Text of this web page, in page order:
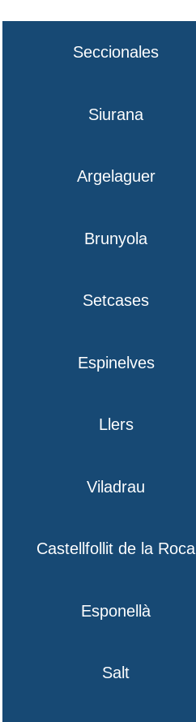
Seccionales
Siurana
Argelaguer
Brunyola
Setcases
Espinelves
Llers
Viladrau
Castellfollit de la Roca
Esponellà
Salt